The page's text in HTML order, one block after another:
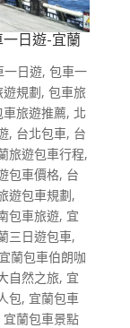
日遊-宜蘭
一日遊, 包車一
規劃, 包車旅
車旅遊推薦, 北
, 台北包車, 台
旅遊包車行程,
包車價格, 台
遊包車規劃,
包車旅遊, 宜
三日遊包車,
宜蘭包車伯朗咖
自然之旅, 宜
包, 宜蘭包車
宜蘭包車景點